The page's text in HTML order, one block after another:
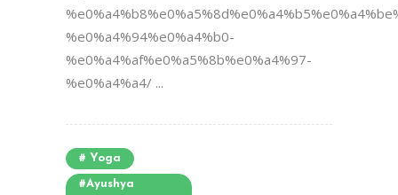
%e0%a4%94%e0%a4%b0-
%e0%a4%af%e0%a5%8b%e0%a4%97-
%e0%a4%a4/ ...
# Yoga
#Ayushya